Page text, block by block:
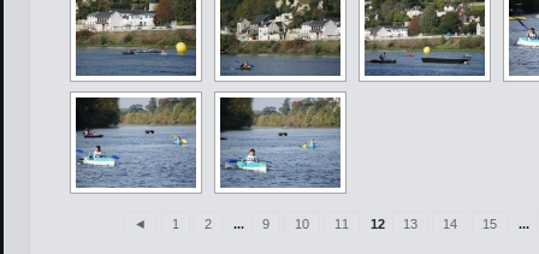
◄ 1 2 ... 9 10 11 12 13 14 15 ...